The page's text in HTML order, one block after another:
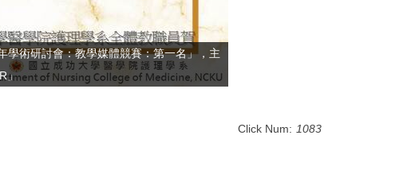
學術研討會：教學媒體競賽：第一名」，主
」
Click Num: 1083